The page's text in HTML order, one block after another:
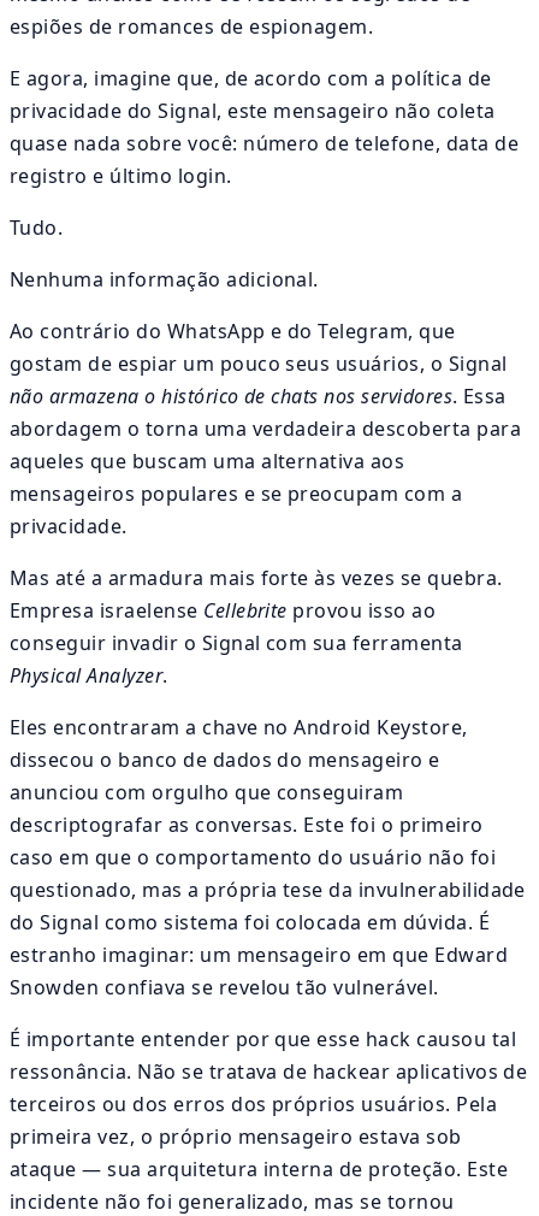
espiões de romances de espionagem.
E agora, imagine que, de acordo com a política de
privacidade do Signal, este mensageiro não coleta
quase nada sobre você: número de telefone, data de
registro e último login.
Tudo.
Nenhuma informação adicional.
Ao contrário do WhatsApp e do Telegram, que
gostam de espiar um pouco seus usuários, o Signal
não armazena o histórico de chats nos servidores. Essa
abordagem o torna uma verdadeira descoberta para
aqueles que buscam uma alternativa aos
mensageiros populares e se preocupam com a
privacidade.
Mas até a armadura mais forte às vezes se quebra.
Empresa israelense Cellebrite provou isso ao
conseguir invadir o Signal com sua ferramenta
Physical Analyzer.
Eles encontraram a chave no Android Keystore,
dissecou o banco de dados do mensageiro e
anunciou com orgulho que conseguiram
descriptografar as conversas. Este foi o primeiro
caso em que o comportamento do usuário não foi
questionado, mas a própria tese da invulnerabilidade
do Signal como sistema foi colocada em dúvida. É
estranho imaginar: um mensageiro em que Edward
Snowden confiava se revelou tão vulnerável.
É importante entender por que esse hack causou tal
ressonância. Não se tratava de hackear aplicativos de
terceiros ou dos erros dos próprios usuários. Pela
primeira vez, o próprio mensageiro estava sob
ataque — sua arquitetura interna de proteção. Este
incidente não foi generalizado, mas se tornou